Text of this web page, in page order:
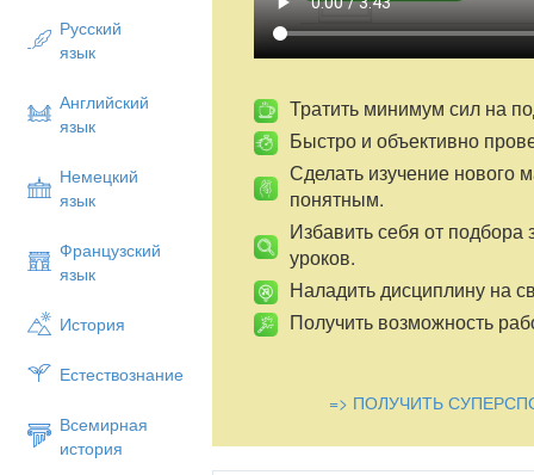
Русский
язык
Английский
язык
Немецкий
язык
Французский
язык
История
Естествознание
Всемирная
история
Тратить минимум сил на
Быстро и объективно
Сделать изучение нового
понятным.
Избавить себя от подбора
уроков.
Наладить дисциплину на
Получить возможность
=> ПОЛУЧИТЬ